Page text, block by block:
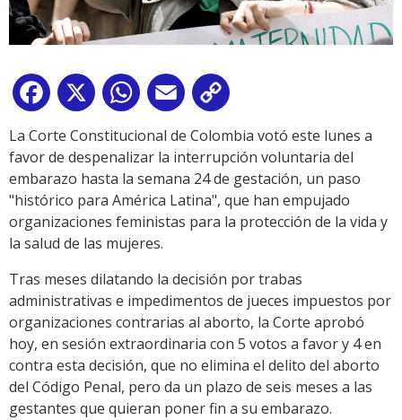
Facebook
X WhatsApp
Email
Link
La Corte Constitucional de Colombia votó este lunes a
favor de despenalizar la interrupción voluntaria del
embarazo hasta la semana 24 de gestación, un paso
"histórico para América Latina", que han empujado
organizaciones feministas para la protección de la vida y
la salud de las mujeres.
Tras meses dilatando la decisión por trabas
administrativas e impedimentos de jueces impuestos por
organizaciones contrarias al aborto, la Corte aprobó
hoy, en sesión extraordinaria con 5 votos a favor y 4 en
contra esta decisión, que no elimina el delito del aborto
del Código Penal, pero da un plazo de seis meses a las
gestantes que quieran poner fin a su embarazo.